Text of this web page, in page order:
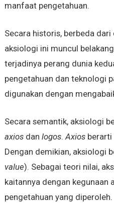
manfaat pengetahuan.
Secara historis, berbeda
aksiologi ini muncul
terjadinya perang dunia
pengetahuan dan teknologi
digunakan dengan
Secara semantik, aksiologi
axiosdan logos.Axiosberarti
Dengan demikian, aksiologi
value). Sebagai teori nilai,
kaitannya dengan kegunaan
pengetahuan yang diperoleh.